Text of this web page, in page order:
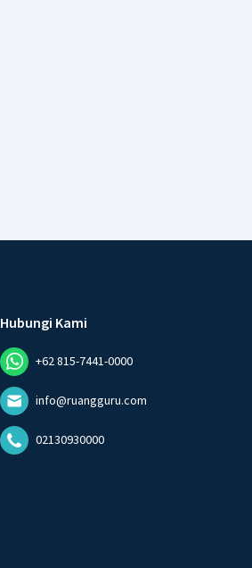
Hubungi Kami
+62 815-7441-0000
info@ruangguru.com
02130930000